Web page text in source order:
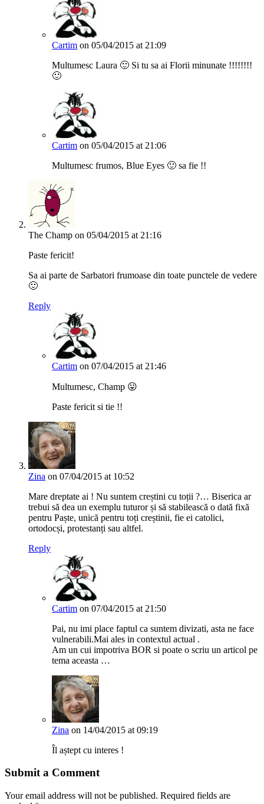
Cartim on 05/04/2015 at 21:09
Multumesc Laura 🙂 Si tu sa ai Florii minunate !!!!!!!!
🙂
Cartim on 05/04/2015 at 21:06
Multumesc frumos, Blue Eyes 🙂 sa fie !!
The Champ on 05/04/2015 at 21:16
Paste fericit!
Sa ai parte de Sarbatori frumoase din toate punctele de vedere
🙂
Reply
Cartim on 07/04/2015 at 21:46
Multumesc, Champ 😛
Paste fericit si tie !!
Zina on 07/04/2015 at 10:52
Mare dreptate ai ! Nu suntem creștini cu toții ?… Biserica ar
trebui să dea un exemplu tuturor și să stabilească o dată fixă
pentru Paște, unică pentru toți creștinii, fie ei catolici,
ortodocși, protestanți sau altfel.
Reply
Cartim on 07/04/2015 at 21:50
Pai, nu imi place faptul ca suntem divizati, asta ne face
vulnerabili.Mai ales in contextul actual .
Am un cui impotriva BOR si poate o scriu un articol pe
tema aceasta …
Zina on 14/04/2015 at 09:19
Îl aștept cu interes !
Submit a Comment
Your email address will not be published. Required fields are